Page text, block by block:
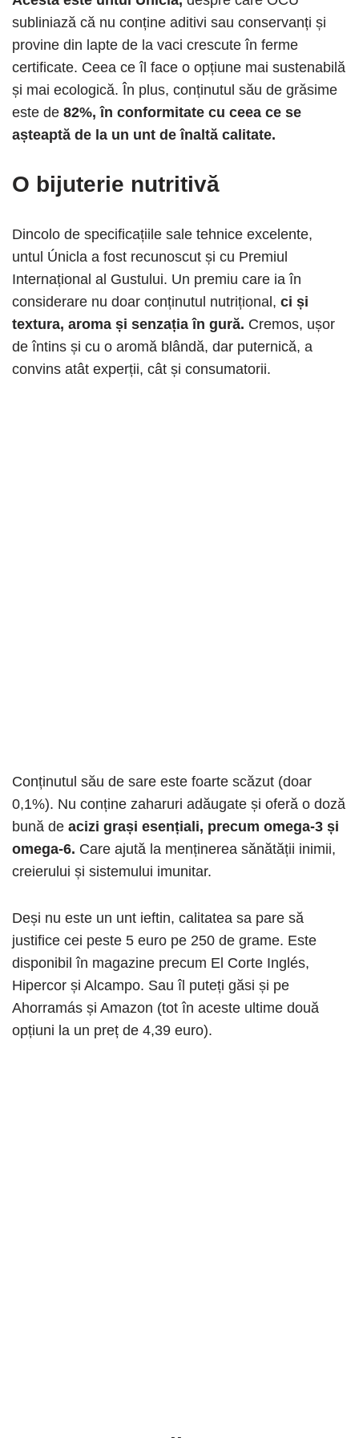
subliniază că nu conține aditivi sau conservanți și
provine din lapte de la vaci crescute în ferme
certificate. Ceea ce îl face o opțiune mai sustenabilă
și mai ecologică. În plus, conținutul său de grăsime
este de 82%, în conformitate cu ceea ce se
așteaptă de la un unt de înaltă calitate.
O bijuterie nutritivă
Dincolo de specificațiile sale tehnice excelente,
untul Únicla a fost recunoscut și cu Premiul
Internațional al Gustului. Un premiu care ia în
considerare nu doar conținutul nutrițional, ci și
textura, aroma și senzația în gură. Cremos, ușor
de întins și cu o aromă blândă, dar puternică, a
convins atât experții, cât și consumatorii.
Conținutul său de sare este foarte scăzut (doar
0,1%). Nu conține zaharuri adăugate și oferă o doză
bună de acizi grași esențiali, precum omega-3 și
omega-6. Care ajută la menținerea sănătății inimii,
creierului și sistemului imunitar.
Deși nu este un unt ieftin, calitatea sa pare să
justifice cei peste 5 euro pe 250 de grame. Este
disponibil în magazine precum El Corte Inglés,
Hipercor și Alcampo. Sau îl puteți găsi și pe
Ahorramás și Amazon (tot în aceste ultime două
opțiuni la un preț de 4,39 euro).